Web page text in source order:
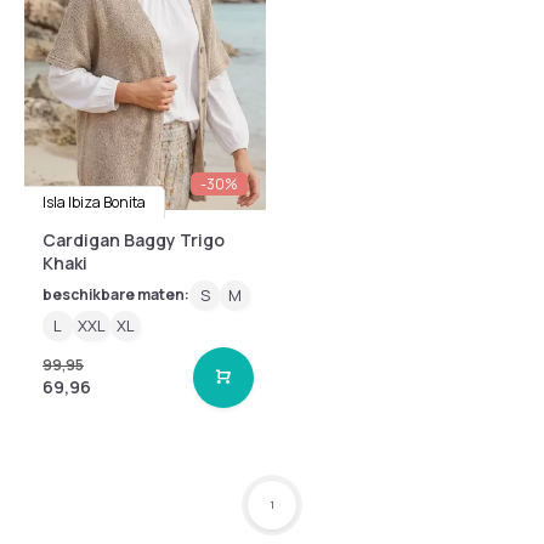
-30%
Isla Ibiza Bonita
Cardigan Baggy Trigo
Khaki
beschikbare maten: S
M
L
XXL XL
99,95
69,96
1